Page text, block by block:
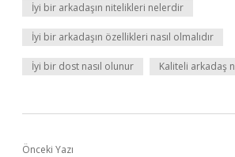
İyi bir arkadaşın nitelikleri nelerdir
İyi bir arkadaşın özellikleri nasıl olmalıdır
İyi bir dost nasıl olunur Kaliteli arkadaş
Önceki Yazı